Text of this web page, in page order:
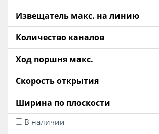
Извещатель макс. на линию
Количество каналов
Ход поршня макс.
Скорость открытия
Ширина по плоскости
В наличии